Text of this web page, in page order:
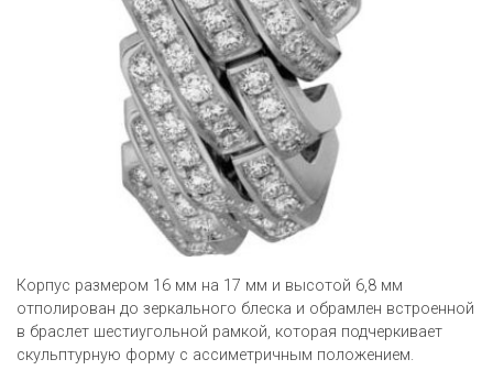
Корпус размером 16 мм на 17 мм и высотой 6,8 мм
отполирован до зеркального блеска и обрамлен встроенной
в браслет шестиугольной рамкой, которая подчеркивает
скульптурную форму с ассиметричным положением.